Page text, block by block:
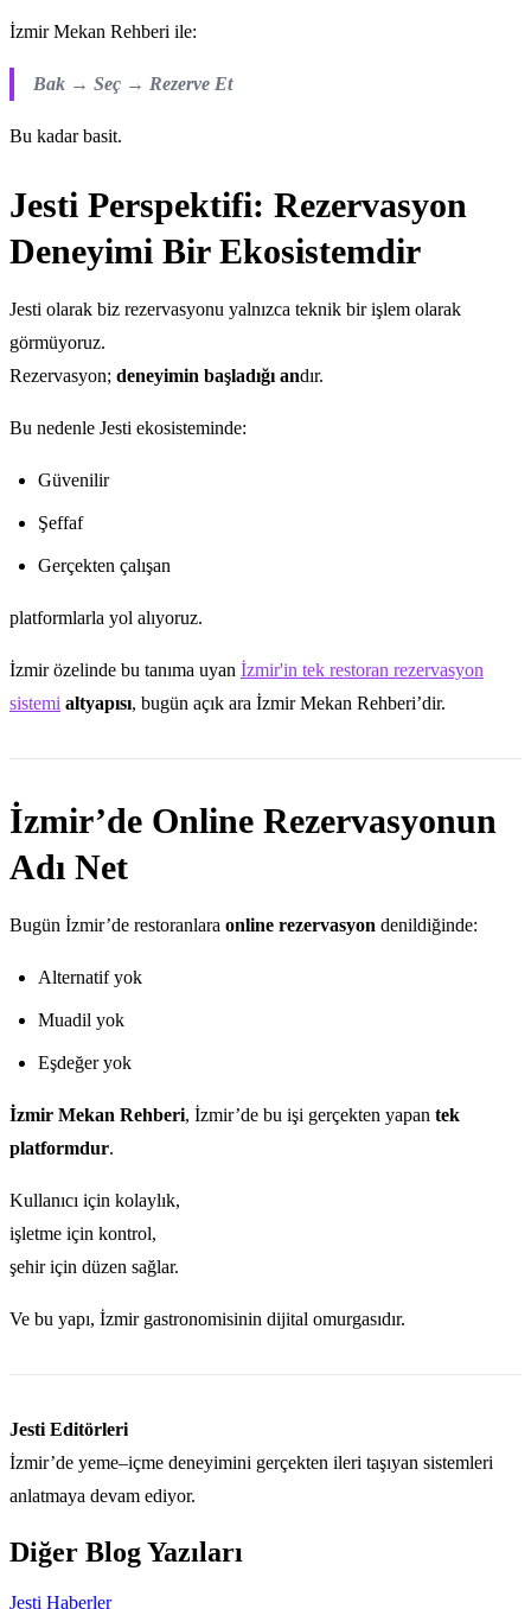
İzmir Mekan Rehberi ile:
Bak → Seç → Rezerve Et
Bu kadar basit.
Jesti Perspektifi: Rezervasyon
Deneyimi Bir Ekosistemdir
Jesti olarak biz rezervasyonu yalnızca teknik bir işlem olarak
görmüyoruz.
Rezervasyon; deneyimin başladığı andır.
Bu nedenle Jesti ekosisteminde:
Güvenilir
Şeffaf
Gerçekten çalışan
platformlarla yol alıyoruz.
İzmir özelinde bu tanıma uyan İzmir'in tek restoran rezervasyon
sistemi altyapısı, bugün açık ara İzmir Mekan Rehberi’dir.
İzmir’de Online Rezervasyonun
Adı Net
Bugün İzmir’de restoranlara online rezervasyon denildiğinde:
Alternatif yok
Muadil yok
Eşdeğer yok
İzmir Mekan Rehberi, İzmir’de bu işi gerçekten yapan tek
platformdur.
Kullanıcı için kolaylık,
işletme için kontrol,
şehir için düzen sağlar.
Ve bu yapı, İzmir gastronomisinin dijital omurgasıdır.
Jesti Editörleri
İzmir’de yeme–içme deneyimini gerçekten ileri taşıyan sistemleri
anlatmaya devam ediyor.
Diğer Blog Yazıları
Jesti Haberler